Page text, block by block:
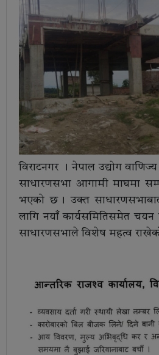
विराटनगर । नेपाल उद्योग
साधारणसभा आगामी माघमा
भएको छ । उक्त
लागि नयाँ कार्यसमितिसमेत चयन
साधारणसभाले विशेष महत्व